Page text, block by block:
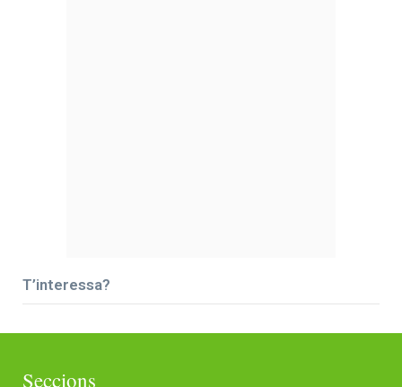
T’interessa?
Seccions